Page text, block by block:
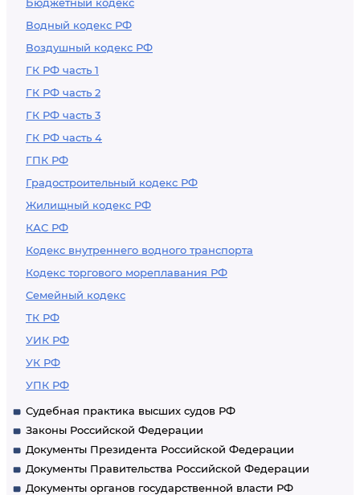
Водный кодекс РФ
Воздушный кодекс РФ
ГК РФ часть 1
ГК РФ часть 2
ГК РФ часть 3
ГК РФ часть 4
ГПК РФ
Градостроительный кодекс РФ
Жилищный кодекс РФ
КАС РФ
Кодекс внутреннего водного транспорта
Кодекс торгового мореплавания РФ
Семейный кодекс
ТК РФ
УИК РФ
УК РФ
УПК РФ
Судебная практика высших судов РФ
Законы Российской Федерации
Документы Президента Российской Федерации
Документы Правительства Российской Федерации
Документы органов государственной власти РФ